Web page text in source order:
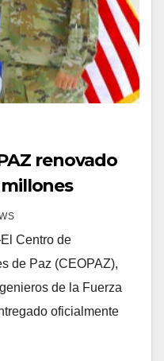
renovado
Centro de
de Paz (CEOPAZ),
de la Fuerza
oficialmente